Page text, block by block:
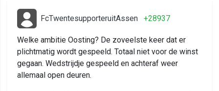
FcTwentesupporteruitAssen +28937
Welke ambitie Oosting? De zoveelste keer dat er
plichtmatig wordt gespeeld. Totaal niet voor de winst
gegaan. Wedstrijdje gespeeld en achteraf weer
allemaal open deuren.